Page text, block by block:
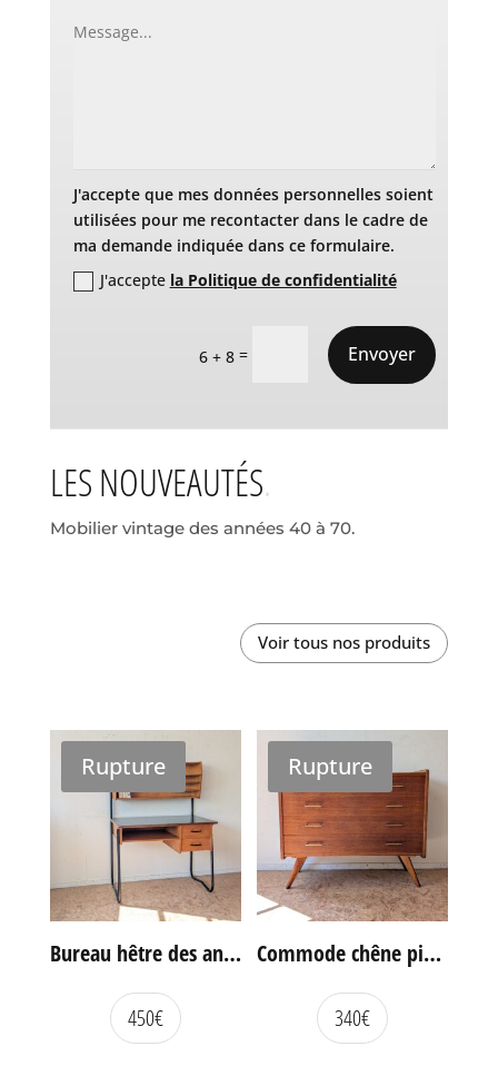
J'accepte que mes données personnelles soient
utilisées pour me recontacter dans le cadre de
ma demande indiquée dans ce formulaire.
J'accepte la Politique de confidentialité
6 + 8 = Envoyer
LES NOUVEAUTÉS
Mobilier vintage des années 40 à 70.
Voir tous nos produits
Rupture
Bureau hêtre des années 60
450€
Rupture
Commode chêne pieds compas vintage
340€